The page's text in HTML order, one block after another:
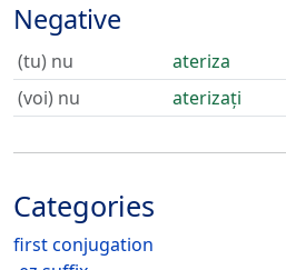
Negative
(tu) nu
ateriza
(voi) nu
aterizați
Categories
first conjugation